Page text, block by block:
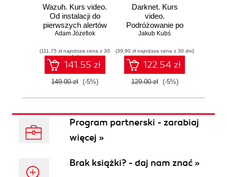
Wazuh. Kurs video.
Od instalacji do
pierwszych alertów
Adam Józefiok
(111,75 zł najniższa cena z 30
dni)
141.55 zł
149.00 zł (-5%)
Darknet. Kurs
video.
Podróżowanie po
ciemnej stronie
Jakub Kubś
(39,90 zł najniższa cena z 30 dni)
122.54 zł
129.00 zł (-5%)
Program partnerski - zarabiaj
więcej »
Brak książki? - daj nam znać »